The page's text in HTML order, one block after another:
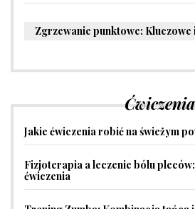
Ćwiczenia
Jakie ćwiczenia robić na świeżym
Fizjoterapia a leczenie bólu
ćwiczenia